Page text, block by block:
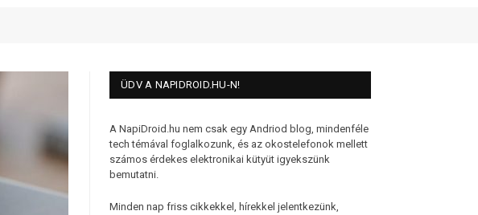
ÜDV A NAPIDROID.HU-N!
A NapiDroid.hu nem csak egy Andriod blog, mindenféle
tech témával foglalkozunk, és az okostelefonok mellett
számos érdekes elektronikai kütyüt igyekszünk
bemutatni.
Minden nap friss cikkekkel, hírekkel jelentkezünk,